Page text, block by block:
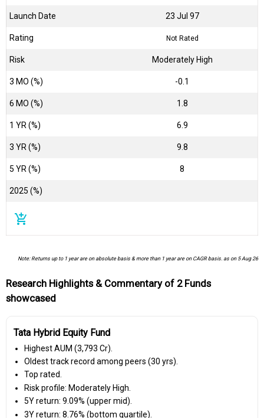
Launch Date 23 Jul 97
Rating Not Rated
Risk Moderately High
3 MO (%) -0.1
6 MO (%) 1.8
1 YR (%) 6.9
3 YR (%) 9.8
5 YR (%) 8
2025 (%)
add_shopping_cart
Note: Returns up to 1 year are on absolute basis & more than 1 year are on CAGR basis. as on 5 Aug 26
Research Highlights & Commentary of 2 Funds
showcased
Tata Hybrid Equity Fund
Highest AUM (₹3,793 Cr).
Oldest track record among peers (30 yrs).
Top rated.
Risk profile: Moderately High.
5Y return: 9.09% (upper mid).
3Y return: 8.76% (bottom quartile).